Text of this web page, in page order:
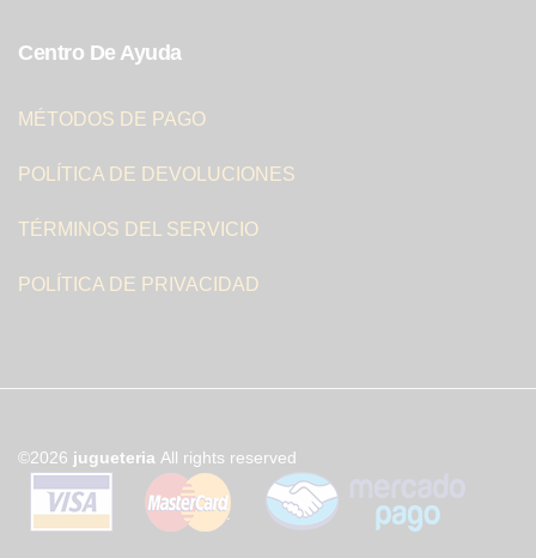
Centro De Ayuda
MÉTODOS DE PAGO
POLÍTICA DE DEVOLUCIONES
TÉRMINOS DEL SERVICIO
POLÍTICA DE PRIVACIDAD
©2026 jugueteria All rights reserved